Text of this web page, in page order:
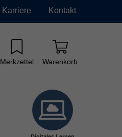
Karriere Kontakt
Merkzettel Warenkorb